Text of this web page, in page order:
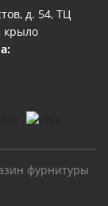
д. 54, ТЦ
крыло
фурнитуры